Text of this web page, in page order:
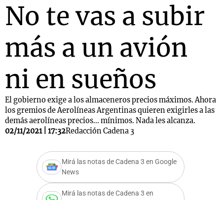
No te vas a subir
más a un avión
ni en sueños
El gobierno exige a los almaceneros precios máximos. Ahora
los gremios de Aerolíneas Argentinas quieren exigirles a las
demás aerolíneas precios... mínimos. Nada les alcanza.
02/11/2021 | 17:32Redacción Cadena 3
Mirá las notas de Cadena 3 en Google
News
Mirá las notas de Cadena 3 en